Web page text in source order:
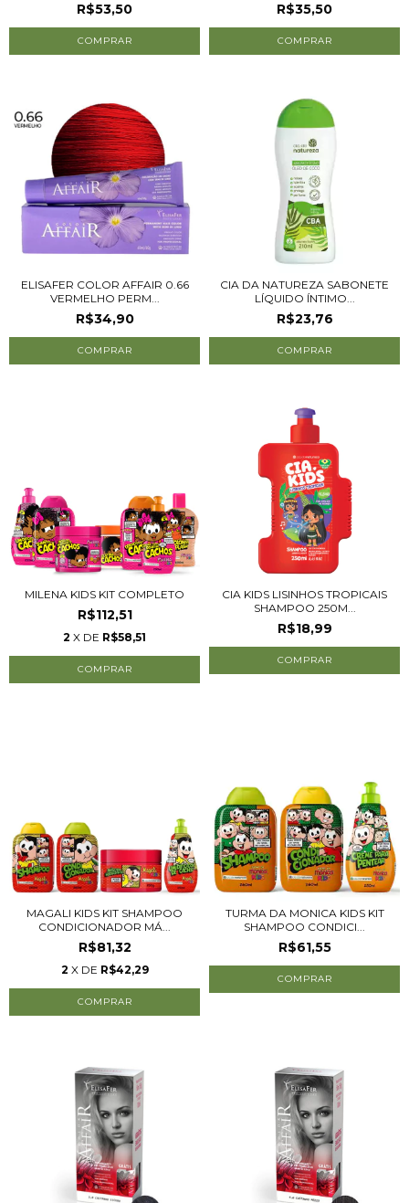
R$53,50 R$35,50
ELISAFER COLOR AFFAIR 0.66
VERMELHO PERM...
R$34,90
CIA DA NATUREZA SABONETE
LÍQUIDO ÍNTIMO...
R$23,76
MILENA KIDS KIT COMPLETO
R$112,51
2 X DE R$58,51
CIA KIDS LISINHOS TROPICAIS
SHAMPOO 250M...
R$18,99
MAGALI KIDS KIT SHAMPOO
CONDICIONADOR MÁ...
R$81,32
2 X DE R$42,29
TURMA DA MONICA KIDS KIT
SHAMPOO CONDICI...
R$61,55